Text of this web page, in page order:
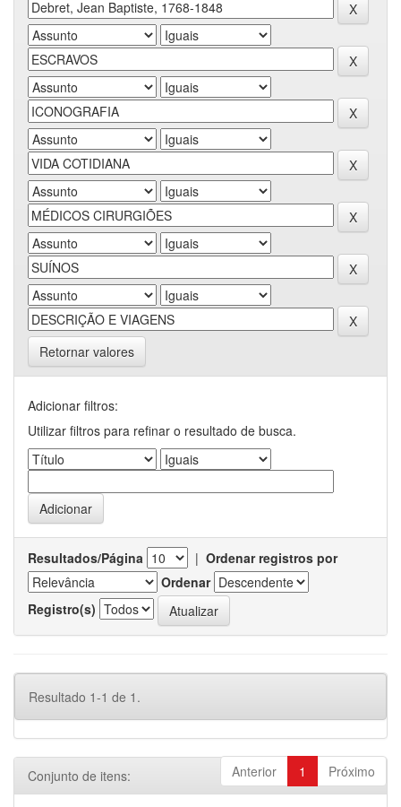
Retornar valores
Adicionar filtros:
Utilizar filtros para refinar o resultado de busca.
Resultados/Página | Ordenar registros por
Ordenar
Registro(s)
Resultado 1-1 de 1.
Anterior 1 Próximo
Conjunto de itens: